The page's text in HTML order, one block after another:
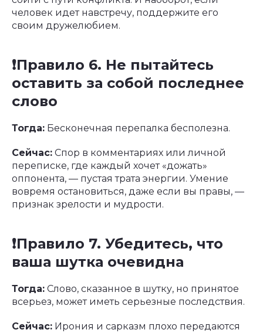
человек идет навстречу, поддержите его
своим дружелюбием.
❗️Правило 6. Не пытайтесь
оставить за собой последнее
слово
Тогда: Бесконечная перепалка бесполезна.
Сейчас: Спор в комментариях или личной
переписке, где каждый хочет «дожать»
оппонента, — пустая трата энергии. Умение
вовремя остановиться, даже если вы правы, —
признак зрелости и мудрости.
❗️Правило 7. Убедитесь, что
ваша шутка очевидна
Тогда: Слово, сказанное в шутку, но принятое
всерьез, может иметь серьезные последствия.
Сейчас: Ирония и сарказм плохо передаются